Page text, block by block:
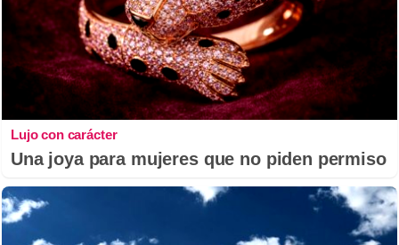
Lujo con carácter
Una joya para mujeres que no piden permiso